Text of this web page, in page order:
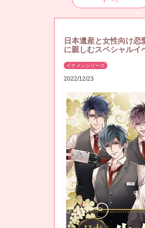
日本遺産と女性向け
に親しむスペシャルイ
イケメンシリーズ
2022/12/23